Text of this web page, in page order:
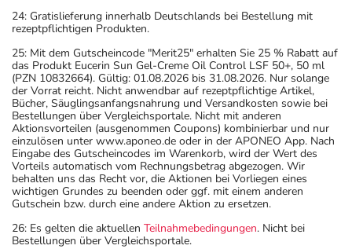
24: Gratislieferung innerhalb Deutschlands bei Bestellung mit
rezeptpflichtigen Produkten.
25: Mit dem Gutscheincode "Merit25" erhalten Sie 25 % Rabatt auf
das Produkt Eucerin Sun Gel-Creme Oil Control LSF 50+, 50 ml
(PZN 10832664). Gültig: 01.08.2026 bis 31.08.2026. Nur solange
der Vorrat reicht. Nicht anwendbar auf rezeptpflichtige Artikel,
Bücher, Säuglingsanfangsnahrung und Versandkosten sowie bei
Bestellungen über Vergleichsportale. Nicht mit anderen
Aktionsvorteilen (ausgenommen Coupons) kombinierbar und nur
einzulösen unter www.aponeo.de oder in der APONEO App. Nach
Eingabe des Gutscheincodes im Warenkorb, wird der Wert des
Vorteils automatisch vom Rechnungsbetrag abgezogen. Wir
behalten uns das Recht vor, die Aktionen bei Vorliegen eines
wichtigen Grundes zu beenden oder ggf. mit einem anderen
Gutschein bzw. durch eine andere Aktion zu ersetzen.
26: Es gelten die aktuellen Teilnahmebedingungen. Nicht bei
Bestellungen über Vergleichsportale.